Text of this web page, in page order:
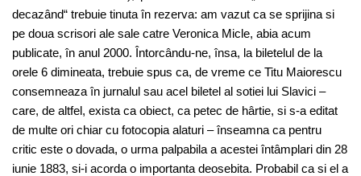
decazând“ trebuie tinuta în rezerva: am vazut ca se sprijina si
pe doua scrisori ale sale catre Veronica Micle, abia acum
publicate, în anul 2000. Întorcându-ne, însa, la biletelul de la
orele 6 dimineata, trebuie spus ca, de vreme ce Titu Maiorescu
consemneaza în jurnalul sau acel biletel al sotiei lui Slavici –
care, de altfel, exista ca obiect, ca petec de hârtie, si s-a editat
de multe ori chiar cu fotocopia alaturi – înseamna ca pentru
critic este o dovada, o urma palpabila a acestei întâmplari din 28
iunie 1883, si-i acorda o importanta deosebita. Probabil ca si el a